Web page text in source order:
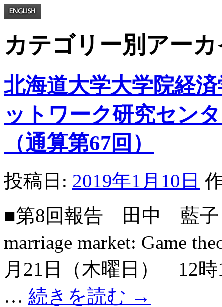
カテゴリー別アー
北海道大学大学院経
ットワーク研究セン
（通算第67回）
投稿日: 2019年1月10日
■第8回報告 田中 藍子
marriage market: Game
月21日（木曜日） 12
… 続きを読む →